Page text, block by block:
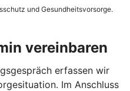
und Gesundheitsvorsorge.
vereinbaren
erfassen wir
Im Anschluss